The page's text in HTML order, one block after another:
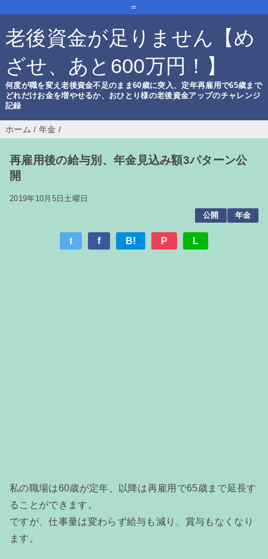
=
老後資金が足りません【め
ざせ、あと600万円！】
何度が職を変え老後資金不足のまま60歳に突入、定年再雇用で65歳まで
どれだけお金を増やせるか、おひとり様の老後資金アップのチャレンジ
記録
ホーム / 年金 /
再雇用後の給与別、年金見込み額3パターン公
開
2019年10月5日土曜日
公開
年金
t f B! P L
私の職場は60歳が定年、以降は再雇用で65歳まで延長す
ることができます。
ですが、仕事量は変わらず給与も減り、賞与もなくなり
ます。